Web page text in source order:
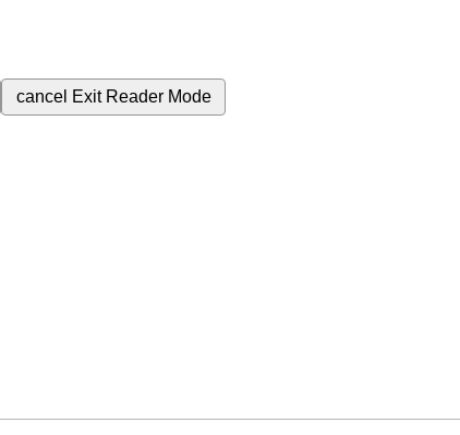
cancel Exit Reader Mode